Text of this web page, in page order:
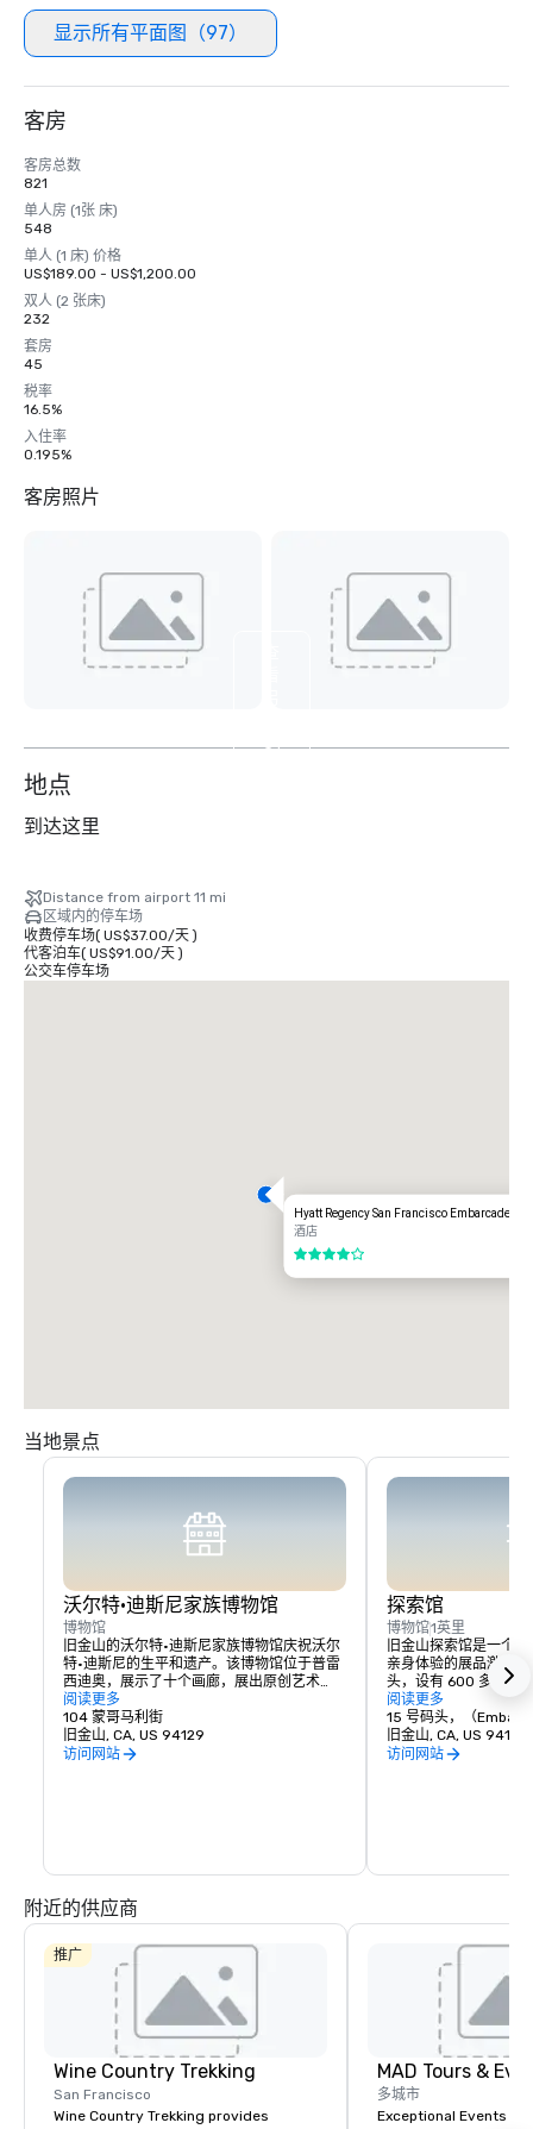
显示所有平面图（97）
客房
客房总数
821
单人房 (1张 床)
548
单人 (1 床) 价格
US$189.00 - US$1,200.00
双人 (2 张床)
232
套房
45
税率
16.5%
入住率
0.195%
客房照片
31
地点
到达这里
Distance from airport 11 mi
区域内的停车场
收费停车场( US$37.00/天)
代客泊车( US$91.00/天)
公交车停车场
Hyatt Regency San Francisco Embarcadero
酒店
4/5
当地景点
沃尔特·迪斯尼家族博物馆
博物馆
旧金山的沃尔特·迪斯尼家族博物馆庆祝沃尔
特·迪斯尼的生平和遗产。该博物馆位于普雷
西迪奥，展示了十个画廊，展出原创艺术
品、早期动画素描和互动展品。亮点包括迪
士尼乐园模型的复制品和标志性的多飞机相
机。这里有轮流展览和动手工作坊，是迪士
尼粉丝必去的地方，让人们更深入地了解迪
阅读更多
104 蒙哥马利街
旧金山, CA, US 94129
访问网站
探索馆
博物馆1英里
旧金山探索馆是一个
亲身体验的展品激发
头，设有 600 多件展
索科学、艺术和人类
到尝试声音和光线，
的人进行有趣的学习
创造力交汇的地方，
阅读更多
15 号码头，（
旧金山, CA, US 94111
访问网站
附近的供应商
推广
Wine Country Trekking
San Francisco
Wine Country Trekking provides
MAD Tours &
多城市
Exceptional Events &